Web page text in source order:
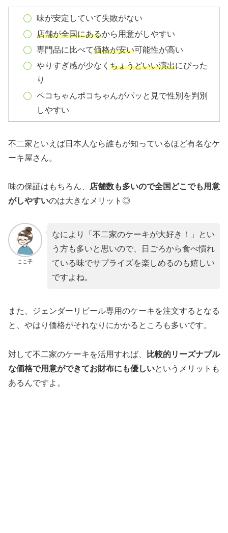
味が安定していて失敗がない
店舗が全国にあるから用意がしやすい
専門品に比べて価格が安い可能性が高い
やりすぎ感が少なく ちょうどいい演出にぴった
り
ペコちゃんポコちゃんがパッと見で性別を判別
しやすい
不二家といえば日本人なら誰もが知っているほど有名なケ
ーキ屋さん。
味の保証はもちろん、
店舗数も多いので全国どこでも用意
がしやすいのは大きなメリット◎
ここ子
なにより「不二家のケーキが大好き！」とい
う方も多いと思いので、日ごろから食べ慣れ
ている味でサプライズを楽しめるのも嬉しい
ですよね。
また、ジェンダーリビール専用のケーキを注文するとなる
と、やはり価格がそれなりにかかるところも多いです。
対して不二家のケーキを活用すれば、
比較的リーズナブル
な価格で用意ができてお財布にも優しいというメリットも
あるんですよ。